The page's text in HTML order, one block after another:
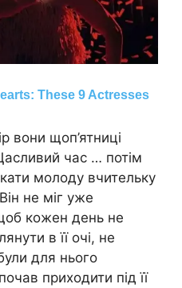
вони щоп’ятниці
час … потім
молоду вчительку
не міг уже
кожен день не
в її очі, не
для нього
приходити під її